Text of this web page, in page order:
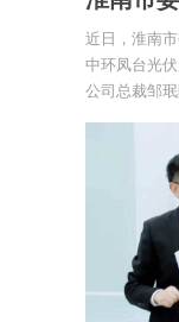
近日，淮南
中环凤台光
公司总裁邹珉